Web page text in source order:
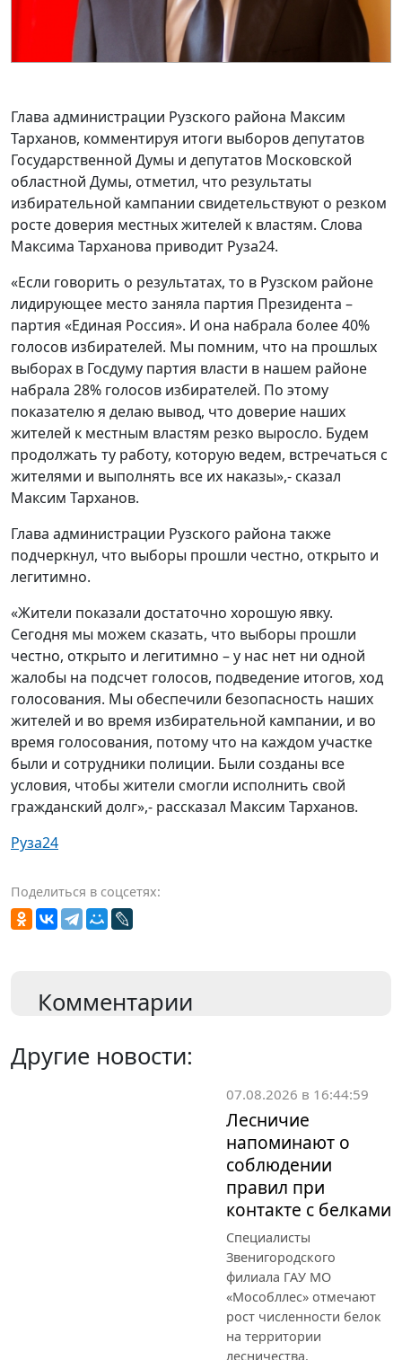
Глава администрации Рузского района Максим
Тарханов, комментируя итоги выборов депутатов
Государственной Думы и депутатов Московской
областной Думы, отметил, что результаты
избирательной кампании свидетельствуют о резком
росте доверия местных жителей к властям. Слова
Максима Тарханова приводит Руза24.
«Если говорить о результатах, то в Рузском районе
лидирующее место заняла партия Президента –
партия «Единая Россия». И она набрала более 40%
голосов избирателей. Мы помним, что на прошлых
выборах в Госдуму партия власти в нашем районе
набрала 28% голосов избирателей. По этому
показателю я делаю вывод, что доверие наших
жителей к местным властям резко выросло. Будем
продолжать ту работу, которую ведем, встречаться с
жителями и выполнять все их наказы»,- сказал
Максим Тарханов.
Глава администрации Рузского района также
подчеркнул, что выборы прошли честно, открыто и
легитимно.
«Жители показали достаточно хорошую явку.
Сегодня мы можем сказать, что выборы прошли
честно, открыто и легитимно – у нас нет ни одной
жалобы на подсчет голосов, подведение итогов, ход
голосования. Мы обеспечили безопасность наших
жителей и во время избирательной кампании, и во
время голосования, потому что на каждом участке
были и сотрудники полиции. Были созданы все
условия, чтобы жители смогли исполнить свой
гражданский долг»,- рассказал Максим Тарханов.
Руза24
Поделиться в соцсетях:
Комментарии
Другие новости:
07.08.2026 в 16:44:59
Лесничие
напоминают о
соблюдении
правил при
контакте с белками
Специалисты
Звенигородского
филиала ГАУ МО
«Мособллес» отмечают
рост численности белок
на территории
лесничества.